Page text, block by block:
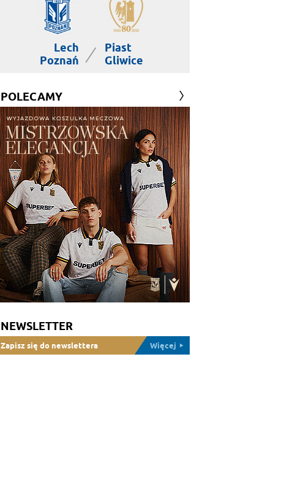
Lech
Poznań
|
Piast
Gliwice
POLECAMY
NEWSLETTER
Zapisz się do newslettera Więcej